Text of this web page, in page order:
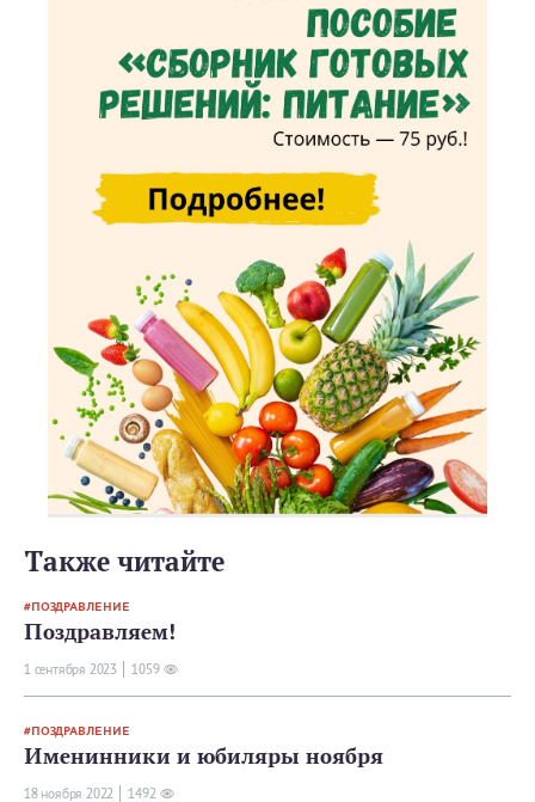
Также читайте
ПОЗДРАВЛЕНИЕ
Поздравляем!
1 сентября 2023 1059
ПОЗДРАВЛЕНИЕ
Именинники и юбиляры ноября
18 ноября 2022 1492